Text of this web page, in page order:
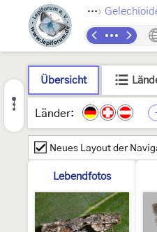
Lepidoptera ›
Übersicht
Länder:
Neues Layout der
Lebendfotos